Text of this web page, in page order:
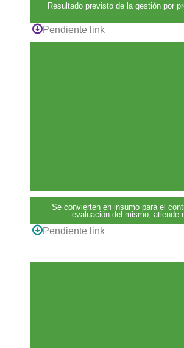
Resultado previsto de la gestión por
Pendiente link
Se convierten en insumo para el
evaluación del mismo, atiende
Pendiente link